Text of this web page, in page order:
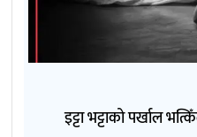
इट्टा भट्टाको पर्खाल